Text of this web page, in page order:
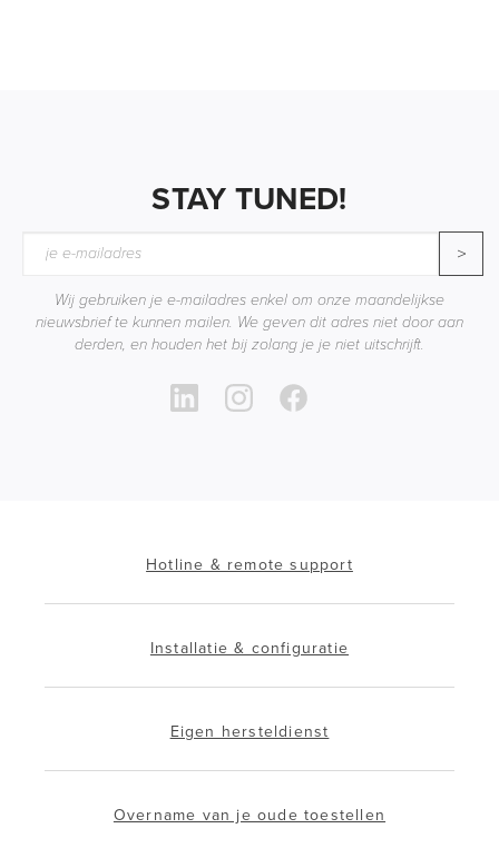
STAY TUNED!
>
Wij gebruiken je e-mailadres enkel om onze maandelijkse
nieuwsbrief te kunnen mailen. We geven dit adres niet door aan
derden, en houden het bij zolang je je niet uitschrijft.
Hotline & remote support
Installatie & configuratie
Eigen hersteldienst
Overname van je oude toestellen